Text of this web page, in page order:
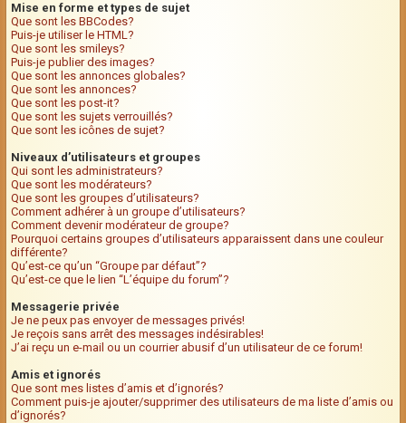
Mise en forme et types de sujet
Que sont les BBCodes?
Puis-je utiliser le HTML?
Que sont les smileys?
Puis-je publier des images?
Que sont les annonces globales?
Que sont les annonces?
Que sont les post-it?
Que sont les sujets verrouillés?
Que sont les icônes de sujet?
Niveaux d’utilisateurs et groupes
Qui sont les administrateurs?
Que sont les modérateurs?
Que sont les groupes d’utilisateurs?
Comment adhérer à un groupe d’utilisateurs?
Comment devenir modérateur de groupe?
Pourquoi certains groupes d’utilisateurs apparaissent dans une couleur
différente?
Qu’est-ce qu’un “Groupe par défaut”?
Qu’est-ce que le lien “L’équipe du forum”?
Messagerie privée
Je ne peux pas envoyer de messages privés!
Je reçois sans arrêt des messages indésirables!
J’ai reçu un e-mail ou un courrier abusif d’un utilisateur de ce forum!
Amis et ignorés
Que sont mes listes d’amis et d’ignorés?
Comment puis-je ajouter/supprimer des utilisateurs de ma liste d’amis ou
d’ignorés?